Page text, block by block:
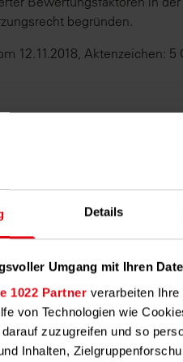
Details
Umgang mit Ihren
1022 Partner verarbeiten
von Technologien wie
zuzugreifen und so
Inhalten,
begründen.
12.11.2018, Aktenzeichen:
nach § 12 Abs. 1
der getrennten Ermittlung
LG Halle vom 20.09.2018,